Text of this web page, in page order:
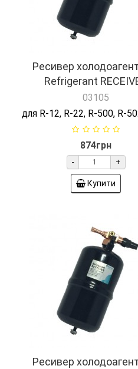
Ресивер
Refrigerant
03105
для R-12, R-22, R-500, R-
874грн
- +
Купити
Ресивер